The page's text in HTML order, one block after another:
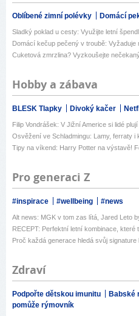
Oblíbené zimní polévky Domácí
Sladký poklad u cesty: Využijte letní
Domácí kečup pečený v troubě: Vyžaduje
Cuketová zmrzlina? Vyzkoušejte
Hobby a zábava
BLESK Tlapky Divoký kačer
Filip Vondrášek: V Jižní Americe si lidé plují
Osvěžení ve Schladmingu: Lamy, ferraty i
Tipy na víkend: Harry Potter na výstavě!
Pro generaci Z
#inspirace #wellbeing #news
Alt news: MGK v tom zas lítá, Jared Leto
RECEPT: Perfektní letní kombinace, které
Proč každá generace hledá svůj signature
Zdraví
Podpořte dětskou imunitu Babské
pomůže rýmovník